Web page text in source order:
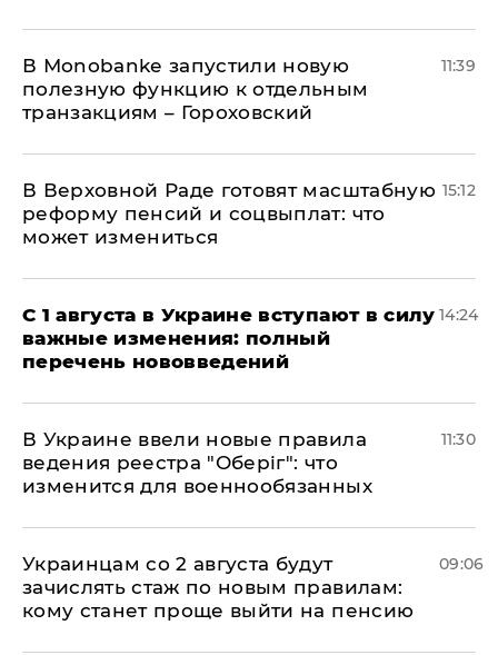
В Мonobankе запустили новую
полезную функцию к отдельным
транзакциям – Гороховский
11:39
В Верховной Раде готовят масштабную
реформу пенсий и соцвыплат: что
может измениться
15:12
С 1 августа в Украине вступают в силу
важные изменения: полный
перечень нововведений
14:24
В Украине ввели новые правила
ведения реестра "Оберіг": что
изменится для военнообязанных
11:30
Украинцам со 2 августа будут
зачислять стаж по новым правилам:
кому станет проще выйти на пенсию
09:06